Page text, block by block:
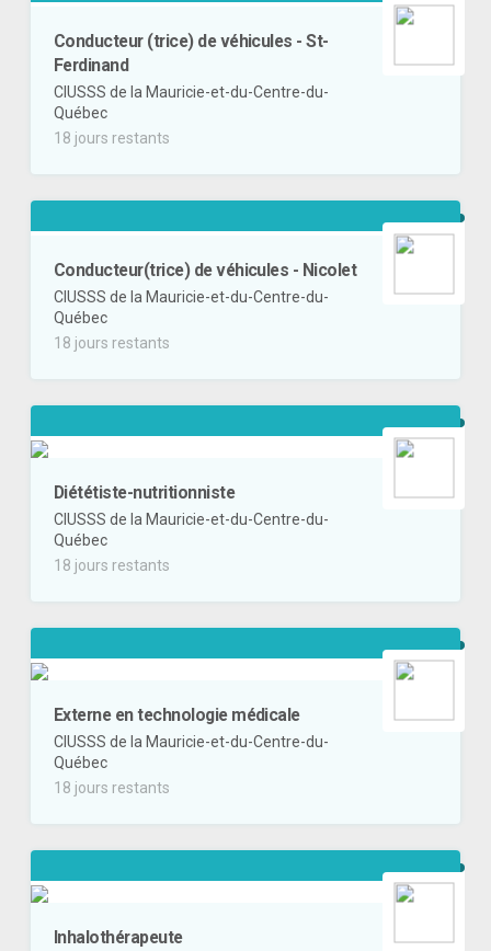
Conducteur (trice) de véhicules - St-
Ferdinand
CIUSSS de la Mauricie-et-du-Centre-du-
Québec
18 jours restants
Conducteur(trice) de véhicules - Nicolet
CIUSSS de la Mauricie-et-du-Centre-du-
Québec
18 jours restants
Diététiste-nutritionniste
CIUSSS de la Mauricie-et-du-Centre-du-
Québec
18 jours restants
Externe en technologie médicale
CIUSSS de la Mauricie-et-du-Centre-du-
Québec
18 jours restants
Inhalothérapeute